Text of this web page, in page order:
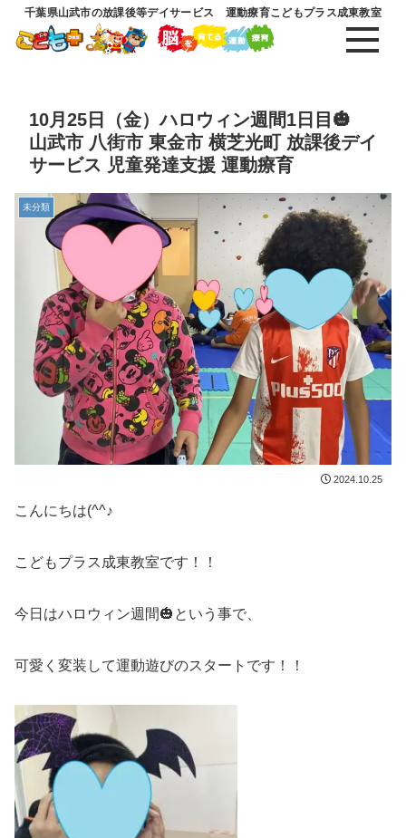
千葉県山武市の放課後等デイサービス 運動療育こどもプラス成東教室
10月25日（金）ハロウィン週間1日目🎃
山武市 八街市 東金市 横芝光町 放課後デイ
サービス 児童発達支援 運動療育
未分類
2024.10.25
こんにちは(^^♪
こどもプラス成東教室です！！
今日はハロウィン週間🎃という事で、
可愛く変装して運動遊びのスタートです！！